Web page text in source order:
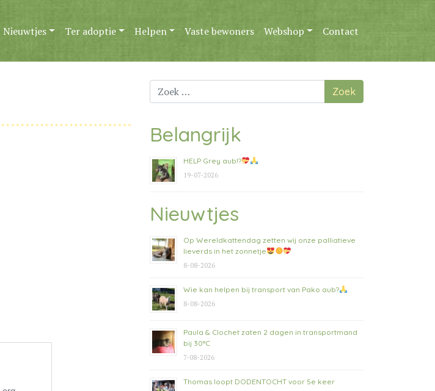
Nieuwtjes Ter adoptie Helpen Vaste bewoners Webshop Contact
Zoek
naar:
Belangrijk
HELP Grey aub!?
19-07-2026
Nieuwtjes
Op Wereldkattendag zetten wij onze palliatieve
lieverds in het zonnetje
8-08-2026
Wie kan helpen bij transport van Pako aub?
8-08-2026
Paula & Clochet zaten 2 dagen in transportmand
bij 30°C
7-08-2026
Thomas loopt DODENTOCHT voor 5e keer